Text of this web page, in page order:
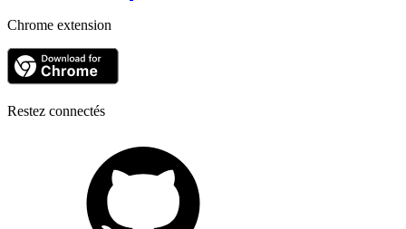
Chrome extension
Restez connectés